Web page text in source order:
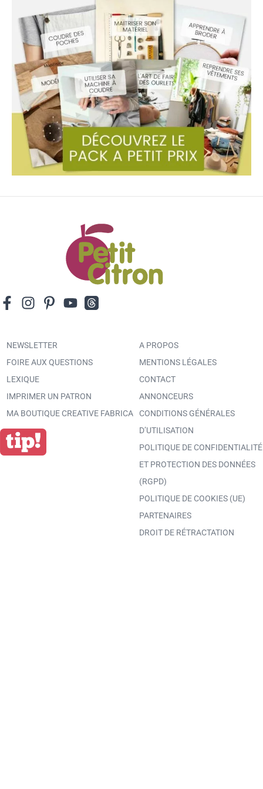
NEWSLETTER
FOIRE AUX QUESTIONS
LEXIQUE
IMPRIMER UN PATRON
MA BOUTIQUE CREATIVE FABRICA
A PROPOS
MENTIONS LÉGALES
CONTACT
ANNONCEURS
CONDITIONS GÉNÉRALES
D’UTILISATION
POLITIQUE DE CONFIDENTIALITÉ
ET PROTECTION DES DONNÉES
(RGPD)
POLITIQUE DE COOKIES (UE)
PARTENAIRES
DROIT DE RÉTRACTATION